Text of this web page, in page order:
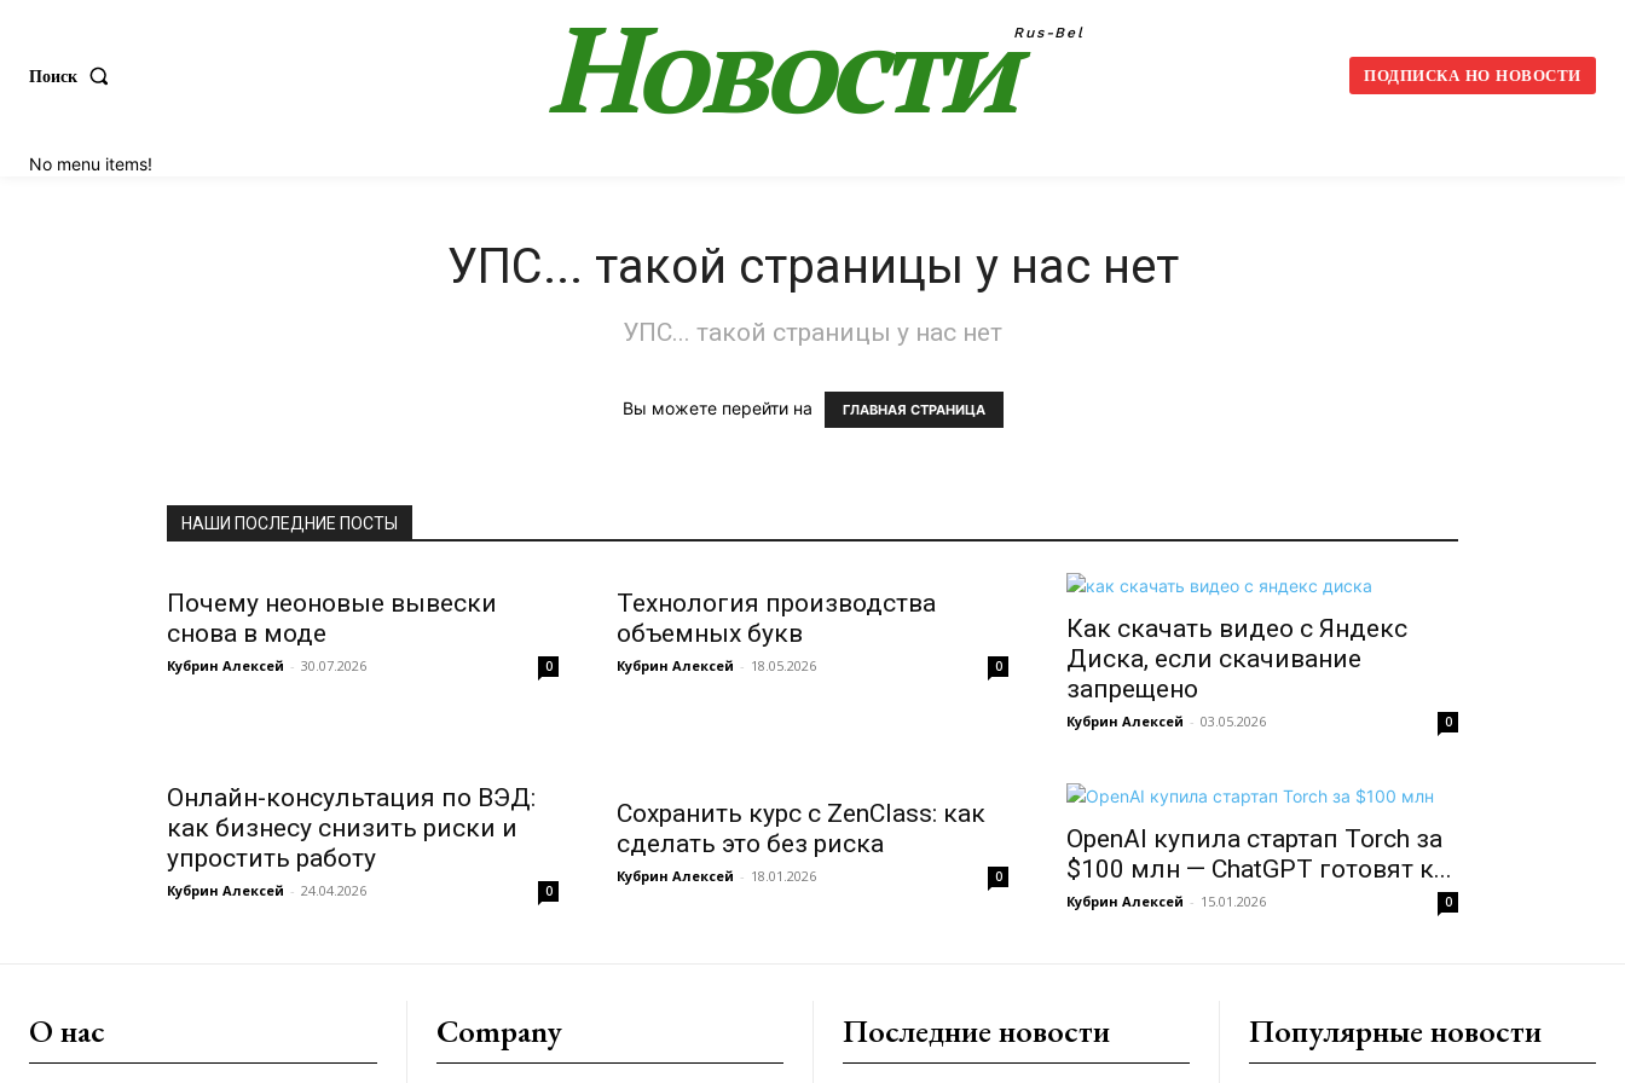
Поиск НовостиRus-Bel
ПОДПИСКА НО НОВОСТИ
No menu items!
УПС... такой страницы у нас нет
УПС... такой страницы у нас нет
Вы можете перейти на ГЛАВНАЯ СТРАНИЦА
НАШИ ПОСЛЕДНИЕ ПОСТЫ
Почему неоновые вывески
снова в моде
Кубрин Алексей - 30.07.2026 0
Технология производства
объемных букв
Кубрин Алексей - 18.05.2026 0
Как скачать видео с Яндекс
Диска, если скачивание
запрещено
Кубрин Алексей - 03.05.2026 0
Онлайн-консультация по ВЭД:
как бизнесу снизить риски и
упростить работу
Кубрин Алексей - 24.04.2026 0
Сохранить курс с ZenClass: как
сделать это без риска
Кубрин Алексей - 18.01.2026 0
OpenAI купила стартап Torch за
$100 млн — ChatGPT готовят к...
Кубрин Алексей - 15.01.2026 0
О нас Company Последние новости Популярные новости